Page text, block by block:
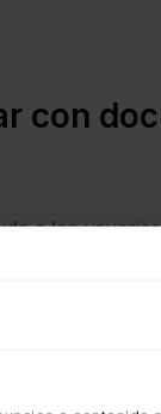
con
a los
los gastos
de este tipo:
: cuando las
o escalen